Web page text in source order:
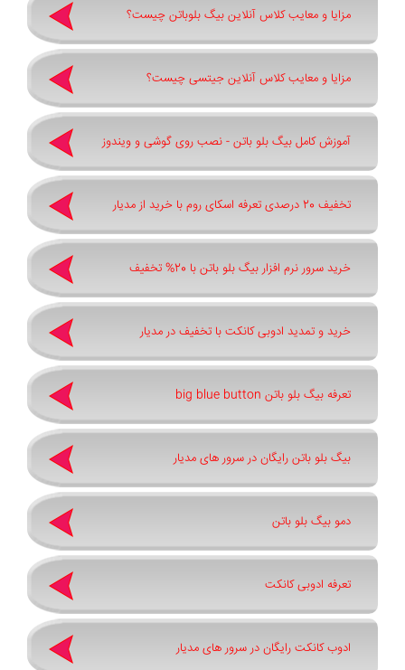
مزایا و معایب کلاس آنلاین بیگ بلوباتن چیست؟
مزایا و معایب کلاس آنلاین جیتسی چیست؟
آموزش کامل بیگ بلو باتن - نصب روی گوشی و ویندوز
تخفیف 20 درصدی تعرفه اسکای روم با خرید از مدیار
خرید سرور نرم افزار بیگ بلو باتن با 20% تخفیف
خرید و تمدید ادوبی کانکت با تخفیف در مدیار
تعرفه بیگ بلو باتن big blue button
بیگ بلو باتن رایگان در سرور های مدیار
دمو بیگ بلو باتن
تعرفه ادوبی کانکت
ادوب کانکت رایگان در سرور های مدیار